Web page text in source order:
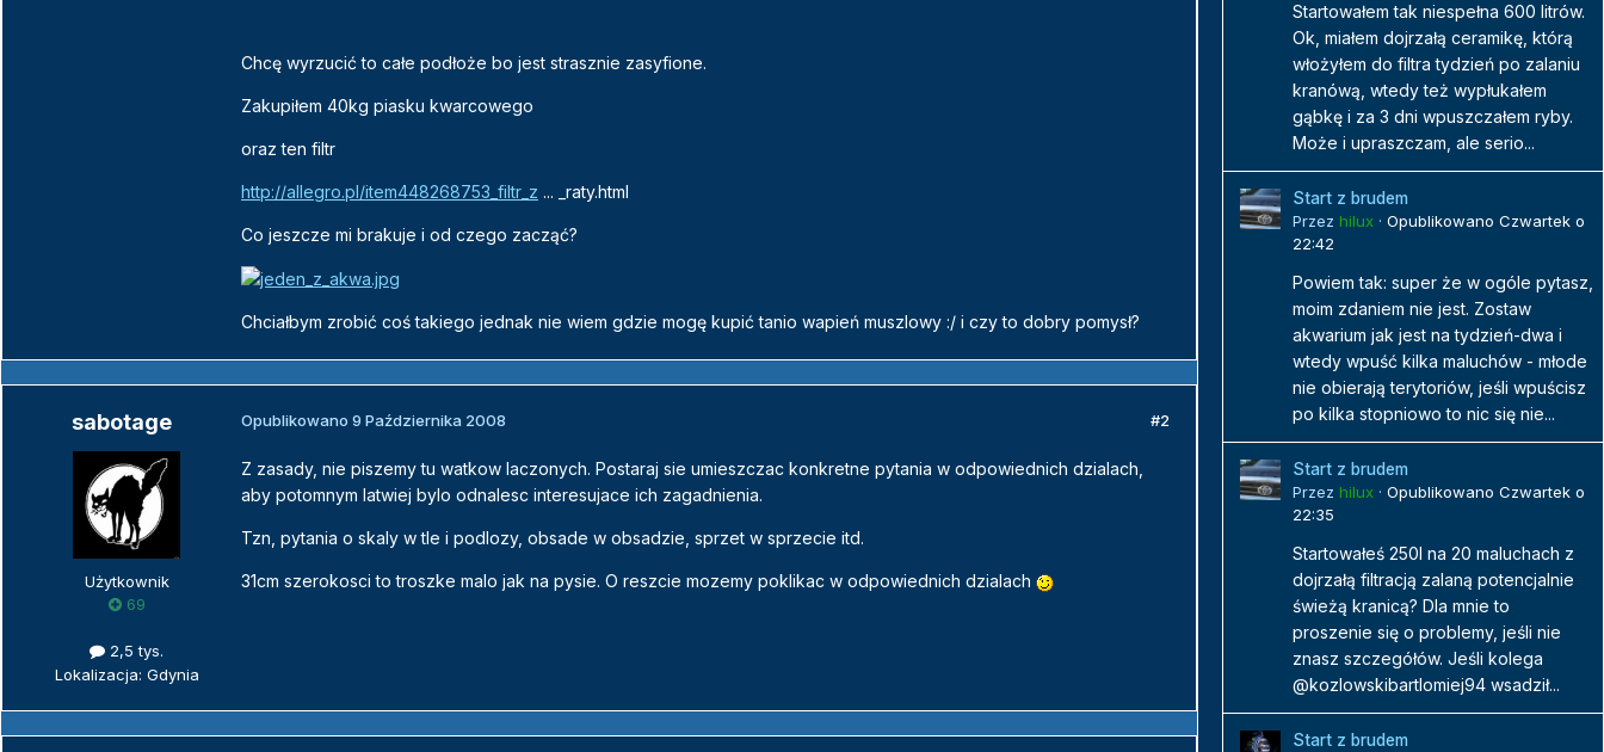
Chcę wyrzucić to całe podłoże bo jest strasznie zasyfione.
Zakupiłem 40kg piasku kwarcowego
oraz ten filtr
http://allegro.pl/item448268753_filtr_z ... _raty.html
Co jeszcze mi brakuje i od czego zacząć?
Chciałbym zrobić coś takiego jednak nie wiem gdzie mogę kupić tanio wapień muszlowy :/ i czy to dobry pomysł?
sabotage
Użytkownik
69
2,5 tys.
Lokalizacja: Gdynia
#2
Opublikowano 9 Października 2008
Z zasady, nie piszemy tu watkow laczonych. Postaraj sie umieszczac konkretne pytania w odpowiednich dzialach,
aby potomnym latwiej bylo odnalesc interesujace ich zagadnienia.
Tzn, pytania o skaly w tle i podlozy, obsade w obsadzie, sprzet w sprzecie itd.
31cm szerokosci to troszke malo jak na pysie. O reszcie mozemy poklikac w odpowiednich dzialach
Startowałem tak niespełna 600 litrów.
Ok, miałem dojrzałą ceramikę, którą
włożyłem do filtra tydzień po zalaniu
kranówą, wtedy też wypłukałem
gąbkę i za 3 dni wpuszczałem ryby.
Może i upraszczam, ale serio...
Start z brudem
Przez hilux · Opublikowano Czwartek o
22:42
Powiem tak: super że w ogóle pytasz,
moim zdaniem nie jest. Zostaw
akwarium jak jest na tydzień-dwa i
wtedy wpuść kilka maluchów - młode
nie obierają terytoriów, jeśli wpuścisz
po kilka stopniowo to nic się nie...
Start z brudem
Przez hilux · Opublikowano Czwartek o
22:35
Startowałeś 250l na 20 maluchach z
dojrzałą filtracją zalaną potencjalnie
świeżą kranicą? Dla mnie to
proszenie się o problemy, jeśli nie
znasz szczegółów. Jeśli kolega
@kozlowskibartlomiej94 wsadził...
Start z brudem